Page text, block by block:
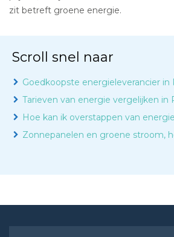
zit betreft groene energie.
Scroll snel naar
Goedkoopste energieleverancier in
Tarieven van energie vergelijken in
Hoe kan ik overstappen van
Zonnepanelen en groene stroom,